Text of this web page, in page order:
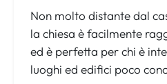
Non molto distante dal
la chiesa è facilmente
ed è perfetta per chi è
luoghi ed edifici poco